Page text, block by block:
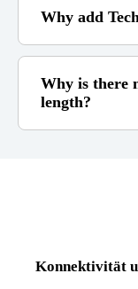
Why add
Why is there
length?
Konnektivität